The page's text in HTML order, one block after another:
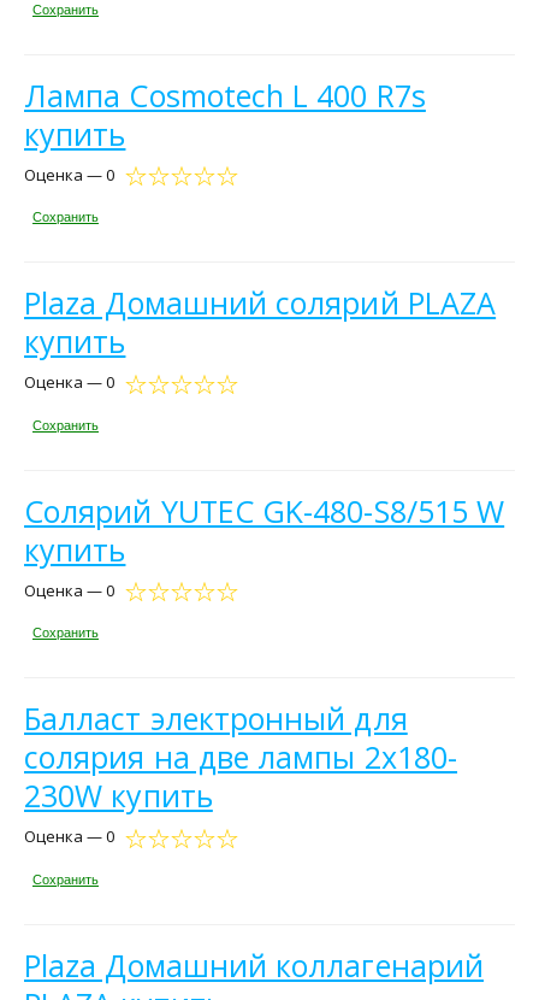
Сохранить
Лампа Cosmotech L 400 R7s
купить
Оценка — 0
Сохранить
Plaza Домашний солярий PLAZA
купить
Оценка — 0
Сохранить
Солярий YUTEC GK-480-S8/515 W
купить
Оценка — 0
Сохранить
Балласт электронный для
солярия на две лампы 2x180-
230W купить
Оценка — 0
Сохранить
Plaza Домашний коллагенарий